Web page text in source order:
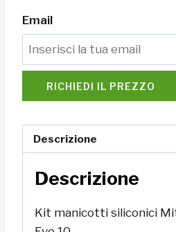
Email
RICHIEDI IL PREZZO
Descrizione
Descrizione
Kit manicotti siliconici